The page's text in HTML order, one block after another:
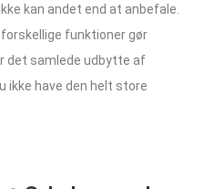
kan andet end at anbefale.
funktioner gør
det samlede udbytte af
ikke have den helt store